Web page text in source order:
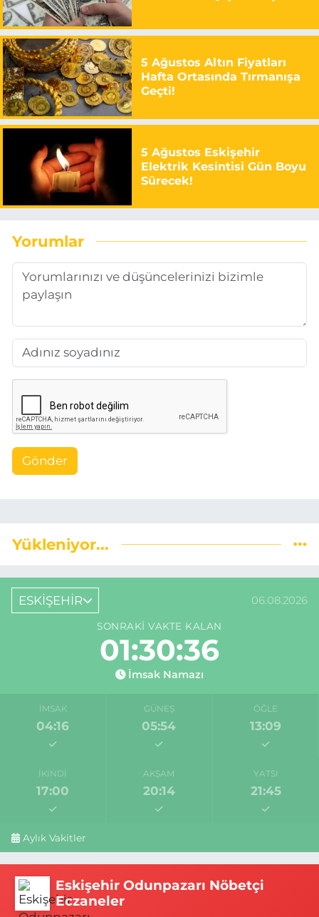
5 Ağustos Altın Fiyatları
Hafta Ortasında Tırmanışa
Geçti!
5 Ağustos Eskişehir
Elektrik Kesintisi Gün Boyu
Sürecek!
Yorumlar
Gönder
Yükleniyor...
ESKİŞEHİR 06.08.2026
SONRAKI VAKTE KALAN
01:30:36
İmsak Namazı
İMSAK
04:16
GÜNEŞ
05:54
ÖĞLE
13:09
İKINDI
17:00
AKŞAM
20:14
YATSI
21:45
Aylık Vakitler
Eskişehir Odunpazarı Nöbetçi
Eczaneler